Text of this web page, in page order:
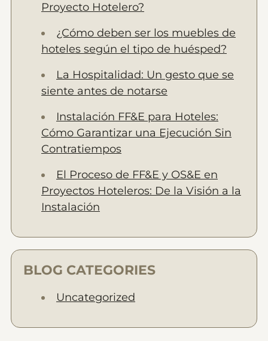
Proyecto Hotelero?
¿Cómo deben ser los muebles de
hoteles según el tipo de huésped?
La Hospitalidad: Un gesto que se
siente antes de notarse
Instalación FF&E para Hoteles:
Cómo Garantizar una Ejecución Sin
Contratiempos
El Proceso de FF&E y OS&E en
Proyectos Hoteleros: De la Visión a la
Instalación
BLOG CATEGORIES
Uncategorized